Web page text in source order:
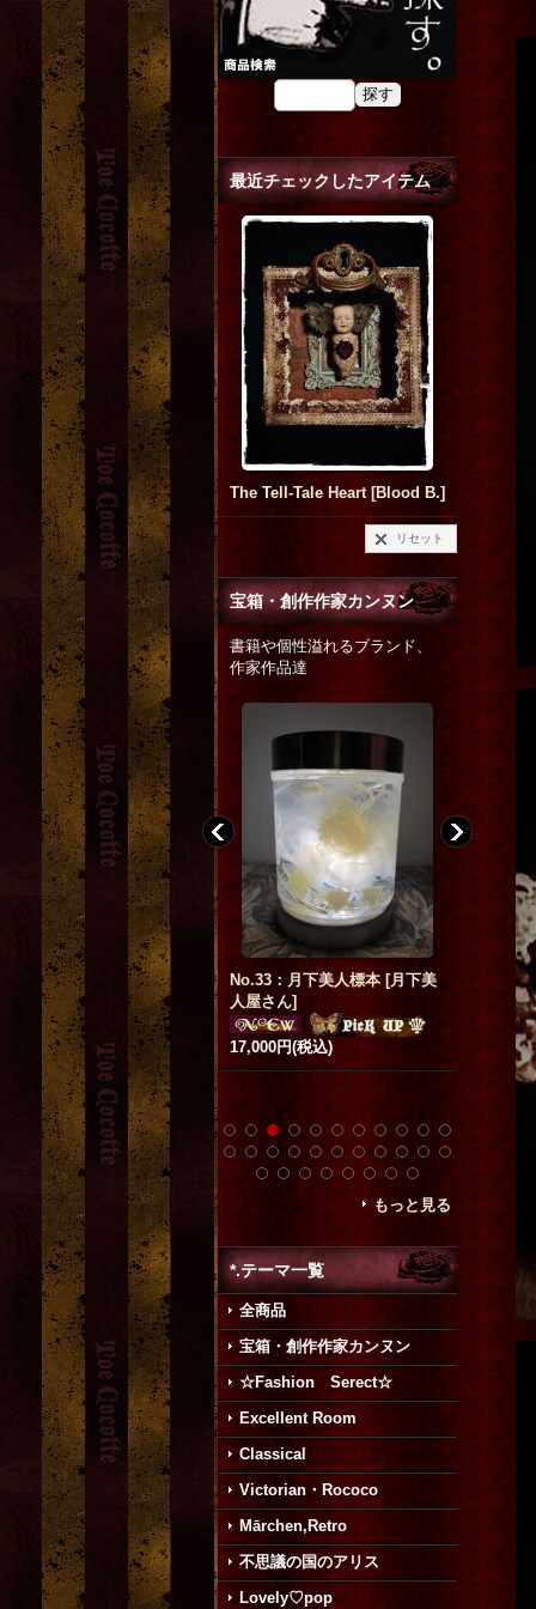
最近チェックしたアイテム
The Tell-Tale Heart [Blood B.]
リセット
宝箱・創作作家カンヌン
書籍や個性溢れるブランド、
作家作品達
蛸少女皿
Beelzebub(ベ
ゼブブ)
(税込)
No.33：月下美人標本 [月下美
人屋さん]
17,000円(税込)
「
(税
もっと見る
*.テーマ一覧
全商品
宝箱・創作作家カンヌン
☆Fashion Serect☆
Excellent Room
Classical
Victorian・Rococo
Mārchen,Retro
不思議の国のアリス
Lovely♡pop